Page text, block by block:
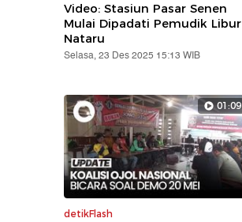
Video: Stasiun Pasar Senen
Mulai Dipadati Pemudik Libur
Nataru
Selasa, 23 Des 2025 15:13 WIB
01:09
detikFlash